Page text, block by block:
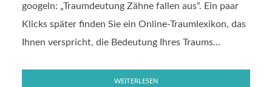
googeln: „Traumdeutung Zähne fallen aus“. Ein paar
Klicks später finden Sie ein Online-Traumlexikon, das
Ihnen verspricht, die Bedeutung Ihres Traums...
WEITERLESEN